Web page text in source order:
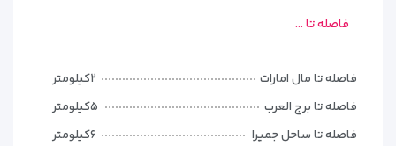
انواع اتاق‌ها:
• اتاق‌های لوکس:با فضای بیشتر و دکوراسیون خاص
• سوئیت‌های جونیور:مناسب برای خانواده‌ها یا سفرهای کاری
• سوئیت‌های وی‌آی‌پی:با خدمات اختصاصی و امکانات ویژه
فاصله تا ...
فاصله تا مال امارات
۲کیلومتر
فاصله تا برج العرب
۵کیلومتر
فاصله تا ساحل جمیرا
۶کیلومتر